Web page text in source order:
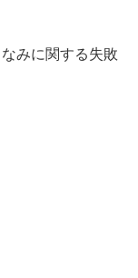
みに関する失敗